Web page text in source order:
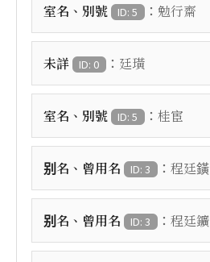
室名、別號 ID: 5 ： 勉行齋
未詳 ID: 0 ： 廷璜
室名、別號 ID: 5 ： 桂宦
别名、曾用名 ID: 3 ： 程廷鐄
别名、曾用名 ID: 3 ： 程廷鑛